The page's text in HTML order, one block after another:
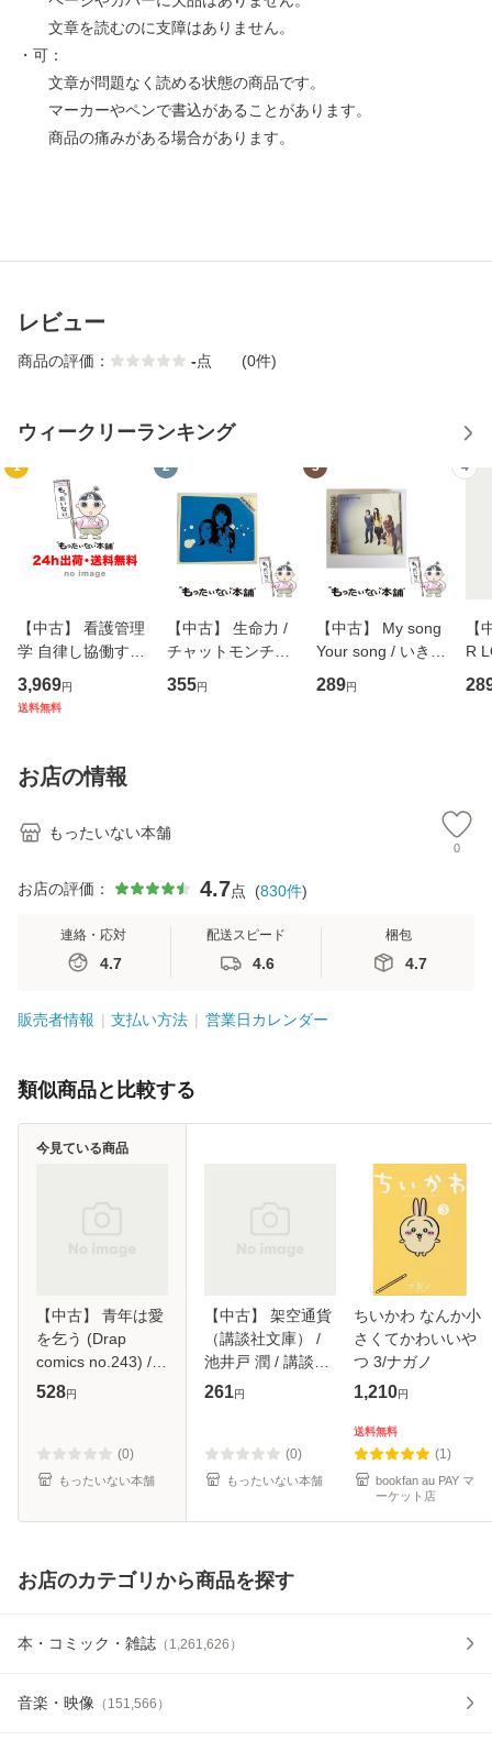
文章を読むのに支障はありません。
・可：
文章が問題なく読める状態の商品です。
マーカーやペンで書込があることがあります。
商品の痛みがある場合があります。
レビュー
商品の評価： -点 (0件)
ウィークリーランキング
1
【中古】 看護管理
学 自律し協働する
専門職の看護マネ
ジメントスキル 改
恵 藤本幸三 / 南江
堂 [単行
3,969円
送料無料
2
【中古】 生命力 /
チャットモンチー /
キューンレコード
[CD]【メール便送
355円
3
【中古】 My song
Your song / いきも
のがかり / [CD]
【メール便送料無
289円
4
【
R
産
お店の情報
もったいない本舗
0
お店の評価： 4.7点 (830件)
連絡・応対
4.7
配送スピード
4.6
梱包
4.7
販売者情報 支払い方法 営業日カレンダー
類似商品と比較する
【中古】 青年は愛
を乞う (Drap
comics no.243) /
日野ガラス / コア
無料】
528円
(0)
もったいない本舗
今見ている商品
【中古】 架空通貨
（講談社文庫） /
池井戸 潤 / 講談社
[文庫]【メール便送
261円
(0)
もったいない本舗
ちいかわ なんか小
さくてかわいいや
つ 3/ナガノ
1,210円
送料無料
(1)
bookfan au PAY マ
ーケット店
お店のカテゴリから商品を探す
本・コミック・雑誌 （ 1,261,626 ）
音楽・映像 （ 151,566 ）